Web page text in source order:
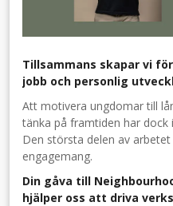
Tillsammans skapar vi
jobb och personlig
Att motivera ungdomar till
tänka på framtiden har dock
Den största delen av
engagemang.
Din gåva till
hjälper oss att driva